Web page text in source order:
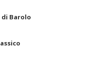
di Barolo